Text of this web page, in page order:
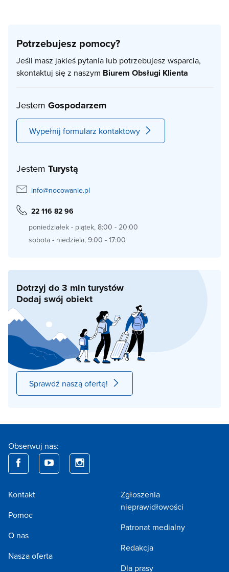
Potrzebujesz pomocy?
Jeśli masz jakieś pytania lub potrzebujesz wsparcia,
skontaktuj się z naszym Biurem Obsługi Klienta
Jestem Gospodarzem
Wypełnij formularz kontaktowy
Jestem Turystą
info@nocowanie.pl
22 116 82 96
poniedziałek - piątek, 8:00 - 20:00
sobota - niedziela, 9:00 - 17:00
Dotrzyj do 3 mln turystów
Dodaj swój obiekt
Sprawdź naszą ofertę!
Obserwuj nas:
Kontakt
Pomoc
O nas
Nasza oferta
Zgłoszenia
nieprawidłowości
Patronat medialny
Redakcja
Dla prasy